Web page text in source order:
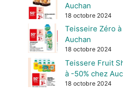
Auchan
18 octobre 2024
Teisseire Zéro
Auchan
18 octobre 2024
Teissere Fruit
à -50% chez
18 octobre 2024